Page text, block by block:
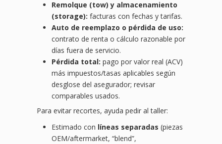
Remolque (tow) y almacenamiento
(storage): facturas con fechas y tarifas.
Auto de reemplazo o pérdida de uso:
contrato de renta o cálculo razonable por
días fuera de servicio.
Pérdida total: pago por valor real (ACV)
más impuestos/tasas aplicables según
desglose del asegurador; revisar
comparables usados.
Para evitar recortes, ayuda pedir al taller:
Estimado con líneas separadas (piezas
OEM/aftermarket, “blend”,